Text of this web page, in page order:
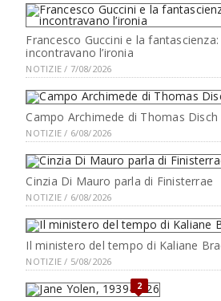
Francesco Guccini e la
incontravano l’ironia
NOTIZIE / 7/08/2026
Campo Archimede di Thomas Disch
NOTIZIE / 6/08/2026
Cinzia Di Mauro parla di Finisterrae
NOTIZIE / 6/08/2026
Il ministero del tempo di Kaliane
NOTIZIE / 5/08/2026
2